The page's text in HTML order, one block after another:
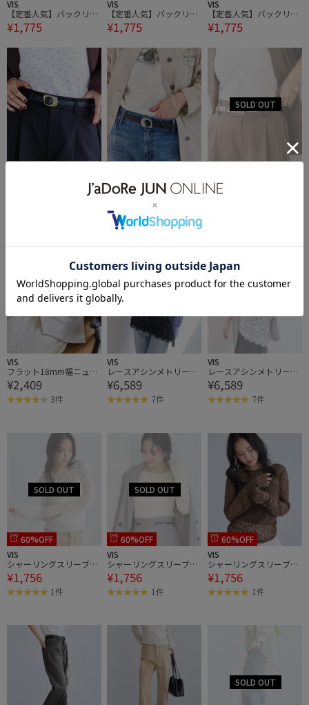
VIS
【定番人気】バックリボ
ンツイルキャップ
¥1,775
VIS
【定番人気】バックリボ
ンツイルキャップ
¥1,775
VIS
【定番人気】バックリボ
ンツイルキャップ
¥1,775
ンス変形サークルバック
ンス変形サークルバック
ルベルト/一部WEB限定
カラー
¥2,409
3件
ンス変形サークルバック
¥2,409
VIS
フラット18mm幅ニュア
ンス変形サークルバック
ルベルト/一部WEB限定
カラー
¥2,409
3件
VIS
レースアシンメトリーキ
ャミソール
¥6,589
7件
VIS
レースアシンメトリーキ
ャミソール
¥6,589
7件
60%OFF
VIS
シャーリングスリーブレ
ースプルオーバー
¥1,756
1件
60%OFF
VIS
シャーリングスリーブレ
ースプルオーバー
¥1,756
1件
60%OFF
VIS
シャーリングスリーブレ
ースプルオーバー
¥1,756
1件